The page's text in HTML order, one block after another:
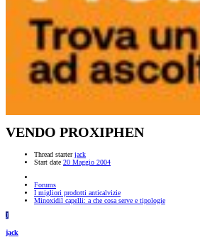
VENDO PROXIPHEN
Thread starter jack
Start date 20 Maggio 2004
Forums
I migliori prodotti anticalvizie
Minoxidil capelli: a che cosa serve e tipologie
J
jack